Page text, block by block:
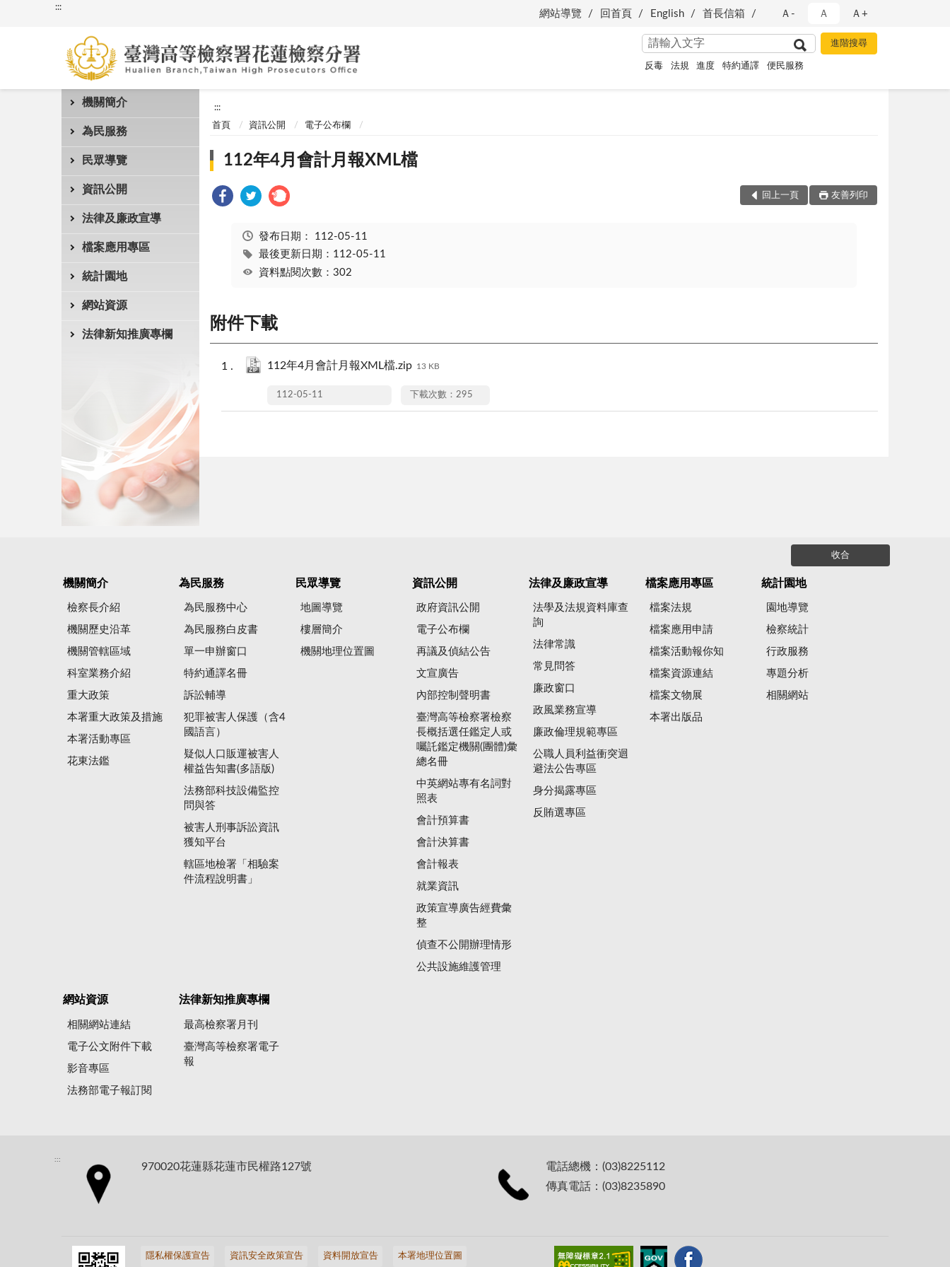
:::
網站導覽 回首頁 English 首長信箱 Ａ- Ａ Ａ+
反毒 法規 進度 特約通譯 便民服務
機關簡介
為民服務
民眾導覽
資訊公開
法律及廉政宣導
檔案應用專區
統計園地
網站資源
法律新知推廣專欄
:::
首頁 資訊公開 電子公布欄
112年4月會計月報XML檔
回上一頁 友善列印
發布日期： 112-05-11
最後更新日期：112-05-11
資料點閱次數：302
附件下載
112年4月會計月報XML檔.zip 13 KB
112-05-11 下載次數：295
收合
機關簡介
檢察長介紹
機關歷史沿革
機關管轄區域
科室業務介紹
重大政策
本署重大政策及措施
本署活動專區
花東法鑑
為民服務
為民服務中心
為民服務白皮書
單一申辦窗口
特約通譯名冊
訴訟輔導
犯罪被害人保護（含4
國語言）
疑似人口販運被害人
權益告知書(多語版)
法務部科技設備監控
問與答
被害人刑事訴訟資訊
獲知平台
轄區地檢署「相驗案
件流程說明書」
民眾導覽
地圖導覽
樓層簡介
機關地理位置圖
資訊公開
政府資訊公開
電子公布欄
再議及偵結公告
文宣廣告
內部控制聲明書
臺灣高等檢察署檢察
長概括選任鑑定人或
囑託鑑定機關(團體)彙
總名冊
中英網站專有名詞對
照表
會計預算書
會計決算書
會計報表
就業資訊
政策宣導廣告經費彙
整
偵查不公開辦理情形
公共設施維護管理
法律及廉政宣導
法學及法規資料庫查
詢
法律常識
常見問答
廉政窗口
政風業務宣導
廉政倫理規範專區
公職人員利益衝突迴
避法公告專區
身分揭露專區
反賄選專區
檔案應用專區
檔案法規
檔案應用申請
檔案活動報你知
檔案資源連結
檔案文物展
本署出版品
統計園地
園地導覽
檢察統計
行政服務
專題分析
相關網站
網站資源
相關網站連結
電子公文附件下載
影音專區
法務部電子報訂閱
法律新知推廣專欄
最高檢察署月刊
臺灣高等檢察署電子
報
:::
970020花蓮縣花蓮市民權路127號
電話總機：(03)8225112
傳真電話：(03)8235890
隱私權保護宣告 資訊安全政策宣告 資料開放宣告 本署地理位置圖